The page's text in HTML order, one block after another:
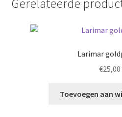
Gerelateerde
Larimar
€25,00
Toevoegen aan